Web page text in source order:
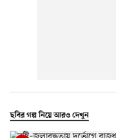
ছবির গল্প নিয়ে আরও দেখুন